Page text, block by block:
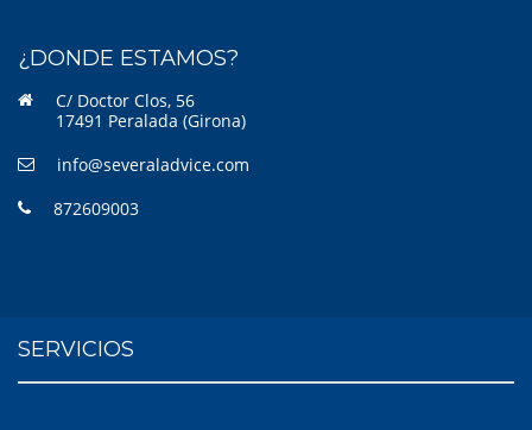
¿DONDE ESTAMOS?
C/ Doctor Clos, 56
17491 Peralada (Girona)
info@severaladvice.com
872609003
SERVICIOS